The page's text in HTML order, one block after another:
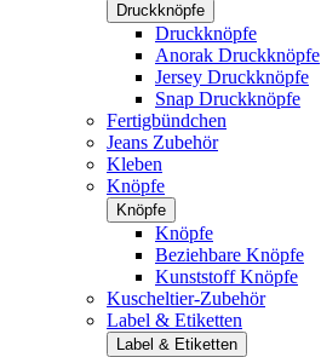
Druckknöpfe
Druckknöpfe
Anorak Druckknöpfe
Jersey Druckknöpfe
Snap Druckknöpfe
Fertigbündchen
Jeans Zubehör
Kleben
Knöpfe
Knöpfe
Knöpfe
Beziehbare Knöpfe
Kunststoff Knöpfe
Kuscheltier-Zubehör
Label & Etiketten
Label & Etiketten